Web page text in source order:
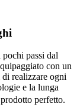
passi dal
con un
realizzare ogni
e la lunga
perfetto.